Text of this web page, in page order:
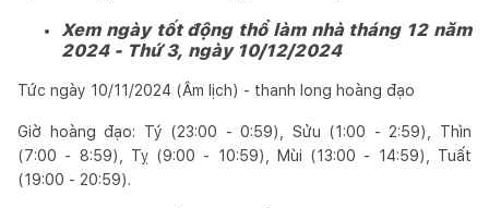
Xem ngày tốt động thổ làm nhà tháng 12 năm
2024 - Thứ 3, ngày 10/12/2024
Tức ngày 10/11/2024 (Âm lịch) - thanh long hoàng đạo
Giờ hoàng đạo: Tý (23:00 - 0:59), Sửu (1:00 - 2:59), Thìn
(7:00 - 8:59), Tỵ (9:00 - 10:59), Mùi (13:00 - 14:59), Tuất
(19:00 - 20:59).